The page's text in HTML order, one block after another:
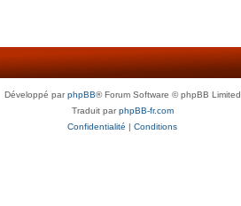
Développé parphpBB® Forum Software © phpBB Limited
Traduit parphpBB-fr.com
Confidentialité | Conditions